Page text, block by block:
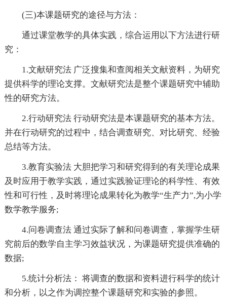
(三)本课题研究的途径与方法：
通过课堂教学的具体实践，综合运用以下方法进行研
究：
1.文献研究法 广泛搜集和查阅相关文献资料，为研究
提供科学的理论支撑。文献研究法是整个课题研究中辅助
性的研究方法。
2.行动研究法 行动研究法是本课题研究的基本方法。
并在行动研究的过程中，结合调查研究、对比研究、经验
总结等方法。
3.教育实验法 大胆把学习和研究得到的有关理论成果
及时应用于教学实践，通过实践验证理论的科学性、有效
性和可行性，及时将理论成果转化为教学“生产力”,为小学
数学教学服务;
4.问卷调查法 通过实际了解和问卷调查，掌握学生研
究前后的数学自主学习效益状况，为课题研究提供准确的
数据;
5.统计分析法： 将调查的数据和资料进行科学的统计
和分析，以之作为调控整个课题研究和实验的参照。